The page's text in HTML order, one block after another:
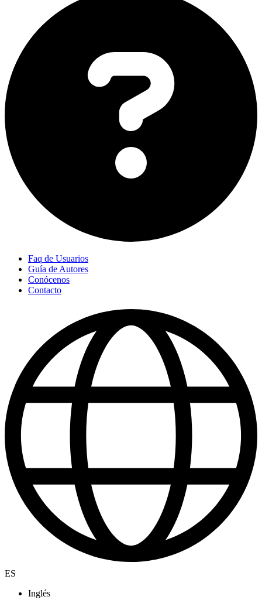
Faq de Usuarios
Guía de Autores
Conócenos
Contacto
ES
Inglés